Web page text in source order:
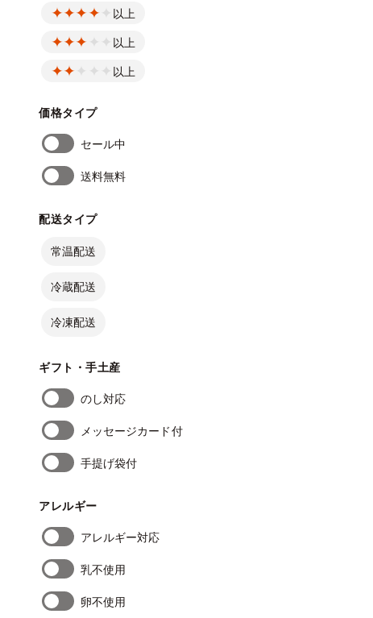
以上
以上
以上
価格タイプ
セール中
送料無料
配送タイプ
常温配送
冷蔵配送
冷凍配送
ギフト・手土産
のし対応
メッセージカード付
手提げ袋付
アレルギー
アレルギー対応
乳不使用
卵不使用